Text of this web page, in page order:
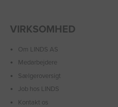
VIRKSOMHED
Om LINDS AS
Medarbejdere
Sælgeroversigt
Job hos LINDS
Kontakt os